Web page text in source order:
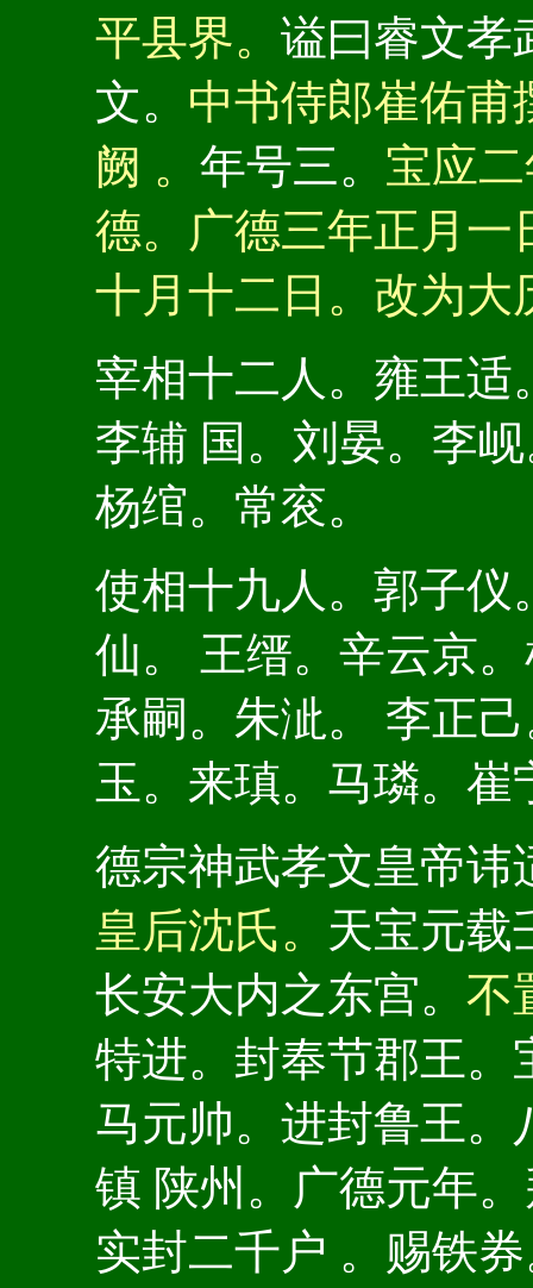
平县界。 谥曰睿文孝
文。 中书侍郎崔佑甫
阙 。 年号三。 宝应
德。广德三年正月一
十月十二日。改为大
宰相十二人。雍王适
李辅 国。刘晏。李
杨绾。常衮。
使相十九人。郭子仪
仙。 王缙。辛云京
承嗣。朱泚。 李正
玉。来瑱。马璘。崔
德宗神武孝文皇帝讳
皇后沈氏。 天宝元载
长安大内之东宫。 不
特进。封奉节郡王。
马元帅。进封鲁王。
镇 陕州。广德元年
实封二千户 。赐铁